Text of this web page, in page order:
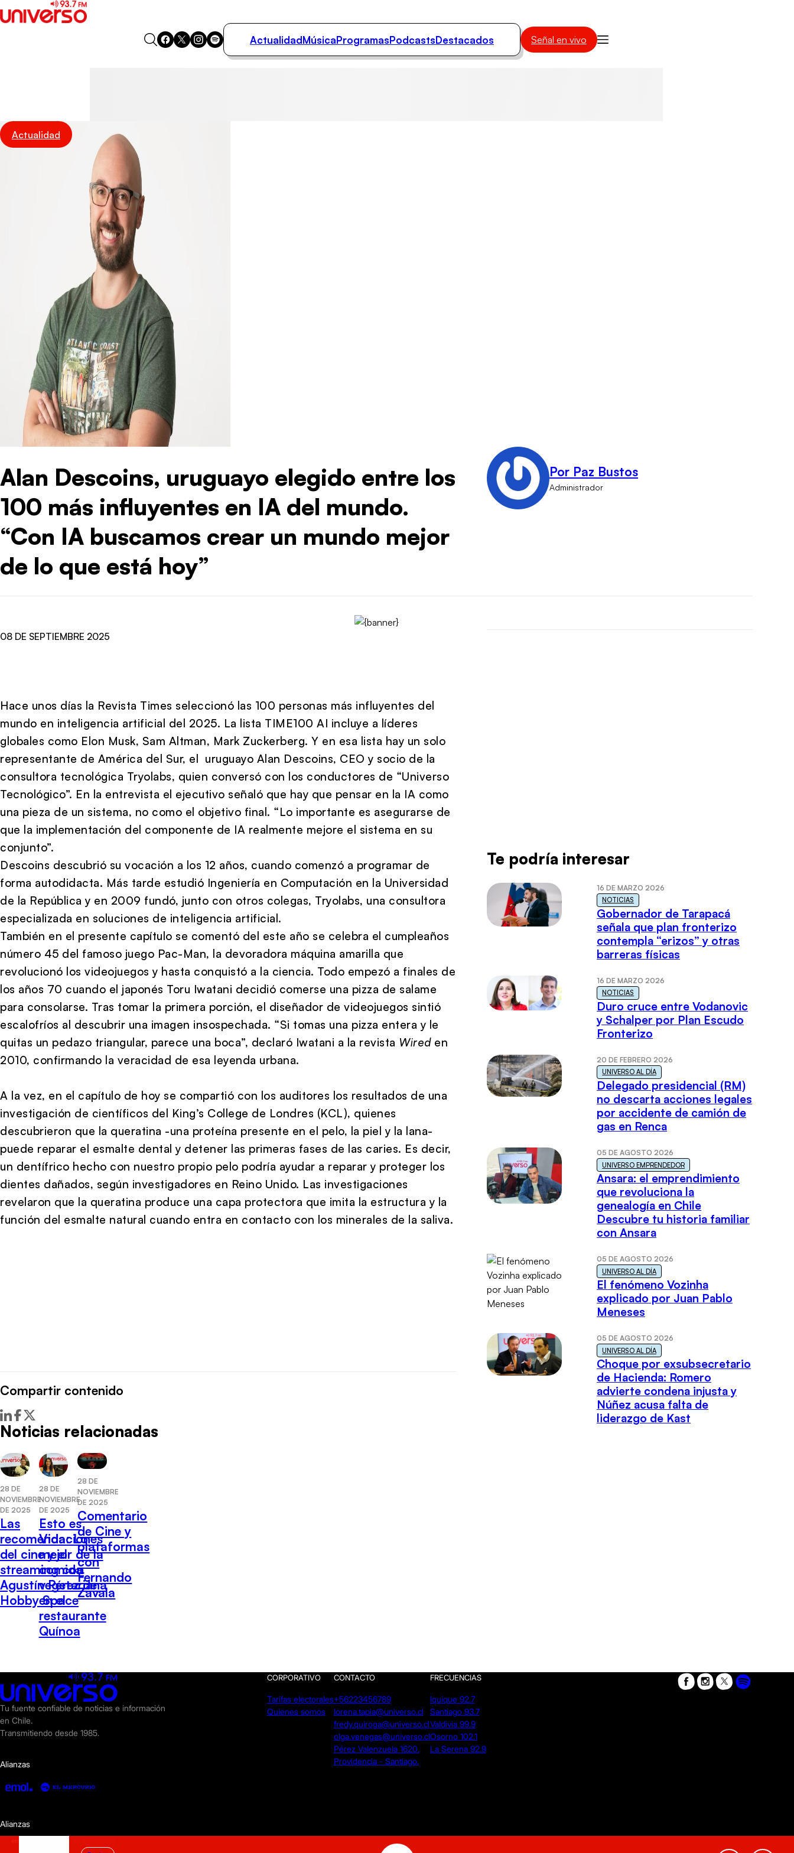
ActualidadMúsicaProgramasPodcastsDestacados Señal en vivo
Actualidad
Alan Descoins, uruguayo elegido entre los
100 más influyentes en IA del mundo.
“Con IA buscamos crear un mundo mejor
de lo que está hoy”
Por Paz Bustos
Administrador
08 DE SEPTIEMBRE 2025
Hace unos días la Revista Times seleccionó las 100 personas más influyentes del
mundo en inteligencia artificial del 2025. La lista TIME100 AI incluye a líderes
globales como Elon Musk, Sam Altman, Mark Zuckerberg. Y en esa lista hay un solo
representante de América del Sur, el uruguayo Alan Descoins, CEO y socio de la
consultora tecnológica Tryolabs, quien conversó con los conductores de “Universo
Tecnológico”. En la entrevista el ejecutivo señaló que hay que pensar en la IA como
una pieza de un sistema, no como el objetivo final. “Lo importante es asegurarse de
que la implementación del componente de IA realmente mejore el sistema en su
conjunto”.
Descoins descubrió su vocación a los 12 años, cuando comenzó a programar de
forma autodidacta. Más tarde estudió Ingeniería en Computación en la Universidad
de la República y en 2009 fundó, junto con otros colegas, Tryolabs, una consultora
especializada en soluciones de inteligencia artificial.
También en el presente capítulo se comentó del este año se celebra el cumpleaños
número 45 del famoso juego Pac-Man, la devoradora máquina amarilla que
revolucionó los videojuegos y hasta conquistó a la ciencia. Todo empezó a finales de
los años 70 cuando el japonés Toru Iwatani decidió comerse una pizza de salame
para consolarse. Tras tomar la primera porción, el diseñador de videojuegos sintió
escalofríos al descubrir una imagen insospechada. “Si tomas una pizza entera y le
quitas un pedazo triangular, parece una boca”, declaró Iwatani a la revista Wireden
2010, confirmando la veracidad de esa leyenda urbana.
A la vez, en el capítulo de hoy se compartió con los auditores los resultados de una
investigación de científicos del King’s College de Londres (KCL), quienes
descubrieron que la queratina -una proteína presente en el pelo, la piel y la lana-
puede reparar el esmalte dental y detener las primeras fases de las caries. Es decir,
un dentífrico hecho con nuestro propio pelo podría ayudar a reparar y proteger los
dientes dañados, según investigadores en Reino Unido. Las investigaciones
revelaron que la queratina produce una capa protectora que imita la estructura y la
función del esmalte natural cuando entra en contacto con los minerales de la saliva.
Compartir contenido
Noticias relacionadas
28 DE
NOVIEMBRE
DE 2025
Las
recomendaciones
del cine y el
streaming con
Agustín Pérez de
Hobby Space
28 DE
NOVIEMBRE
DE 2025
Esto es
Vida: Lo
mejor de la
comida
vegetariana
en el
restaurante
Quínoa
28 DE
NOVIEMBRE
DE 2025
Comentario
de Cine y
plataformas
con
Fernando
Zavala
Te podría interesar
16 DE MARZO 2026
NOTICIAS
Gobernador de Tarapacá
señala que plan fronterizo
contempla “erizos” y otras
barreras físicas
16 DE MARZO 2026
NOTICIAS
Duro cruce entre Vodanovic
y Schalper por Plan Escudo
Fronterizo
20 DE FEBRERO 2026
UNIVERSO AL DÍA
Delegado presidencial (RM)
no descarta acciones legales
por accidente de camión de
gas en Renca
05 DE AGOSTO 2026
UNIVERSO EMPRENDEDOR
Ansara: el emprendimiento
que revoluciona la
genealogía en Chile
Descubre tu historia familiar
con Ansara
05 DE AGOSTO 2026
UNIVERSO AL DÍA
El fenómeno Vozinha
explicado por Juan Pablo
Meneses
05 DE AGOSTO 2026
UNIVERSO AL DÍA
Choque por exsubsecretario
de Hacienda: Romero
advierte condena injusta y
Núñez acusa falta de
liderazgo de Kast
Tu fuente confiable de noticias e información
en Chile.
Transmitiendo desde 1985.
Alianzas
CORPORATIVO
Tarifas electorales
Quienes somos
CONTACTO
+56223456789
lorena.tapia@universo.cl
fredy.quiroga@universo.cl
olga.venegas@universo.cl
Pérez Valenzuela 1620.
Providencia - Santiago.
FRECUENCIAS
Iquique 92.7
Santiago 93.7
Valdivia 99.9
Osorno 102.1
La Serena 92.9
Alianzas